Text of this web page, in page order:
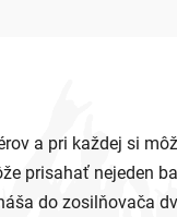
a pri každej si
prisahať nejeden
do zosilňovača